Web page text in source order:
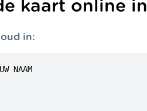
kaart online in
in: